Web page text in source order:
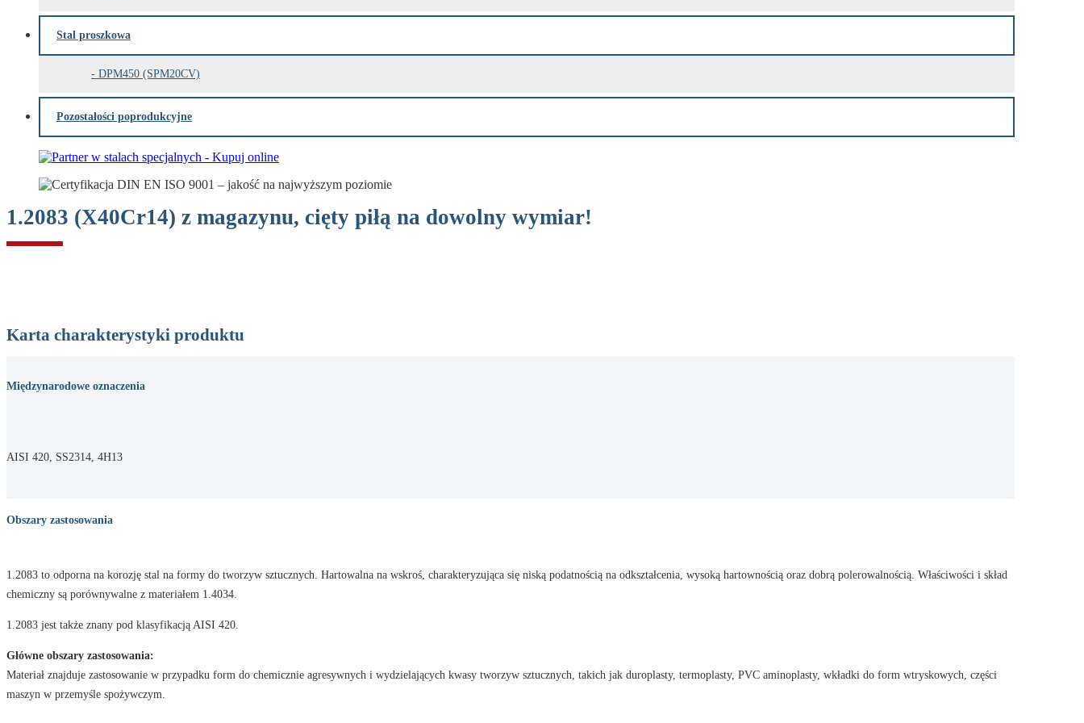
Stal proszkowa
DPM450 (SPM20CV)
Pozostałości poprodukcyjne
1.2083 (X40Cr14) z magazynu, cięty piłą na dowolny wymiar!
Karta charakterystyki produktu
Międzynarodowe oznaczenia
AISI 420, SS2314, 4H13
Obszary zastosowania
1.2083 to odporna na korozję stal na formy do tworzyw sztucznych. Hartowalna na wskroś, charakteryzująca się niską podatnością na odkształcenia, wysoką hartownością oraz dobrą polerowalnością. Właściwości i skład
chemiczny są porównywalne z materiałem 1.4034.
1.2083 jest także znany pod klasyfikacją AISI 420.
Główne obszary zastosowania:
Materiał znajduje zastosowanie w przypadku form do chemicznie agresywnych i wydzielających kwasy tworzyw sztucznych, takich jak duroplasty, termoplasty, PVC aminoplasty, wkładki do form wtryskowych, części
maszyn w przemyśle spożywczym.